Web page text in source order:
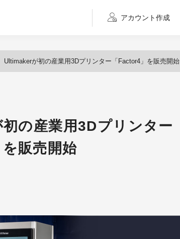
アカウント作成
Ultimakerが初の産業用3Dプリンター「Factor4」を販売開始
の産業用3Dプリンター
販売開始